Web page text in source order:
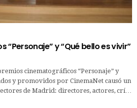
“Personaje” y “Qué bello es vivir”
cinematográficos “Personaje” y
y promovidos por CinemaNet causó un
de Madrid: directores, actores, crí…